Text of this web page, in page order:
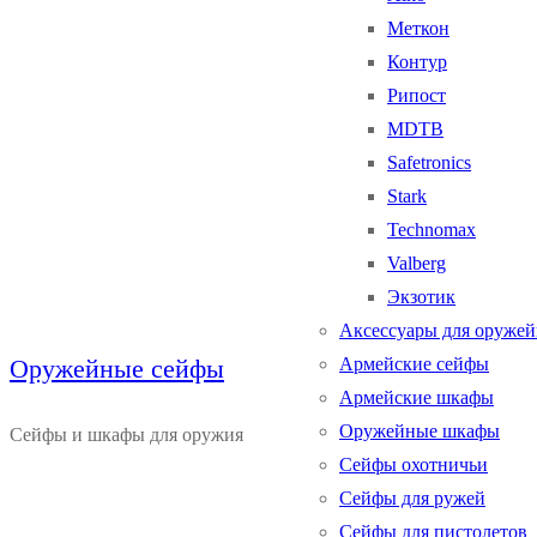
Оружейные сейфы
Сейфы и шкафы для оружия
Меткон
Контур
Рипост
MDTB
Safetronics
Stark
Technomax
Valberg
Экзотик
Аксессуары для
Армейские сейфы
Армейские шкафы
Оружейные шкафы
Сейфы охотничьи
Сейфы для ружей
Сейфы для пистолетов